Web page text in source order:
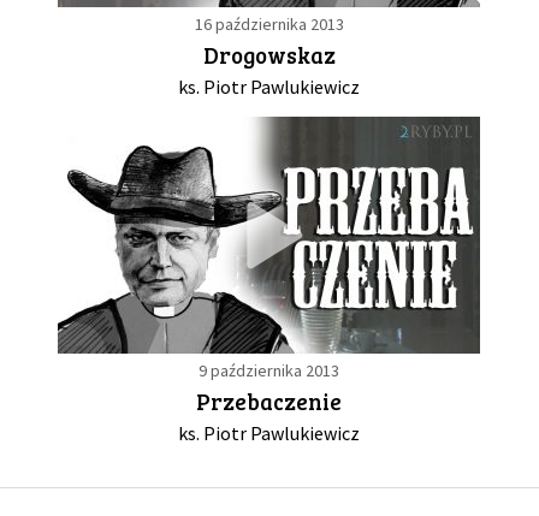
16 października 2013
Drogowskaz
ks. Piotr Pawlukiewicz
9 października 2013
Przebaczenie
ks. Piotr Pawlukiewicz